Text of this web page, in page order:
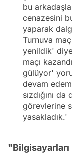
bu
cenazesini
yaparak
Turnuva
yenildik'
maçı
gülüyor'
devam
sızdığını
görevlerine
yasakladık.'
"Bilgisayarları